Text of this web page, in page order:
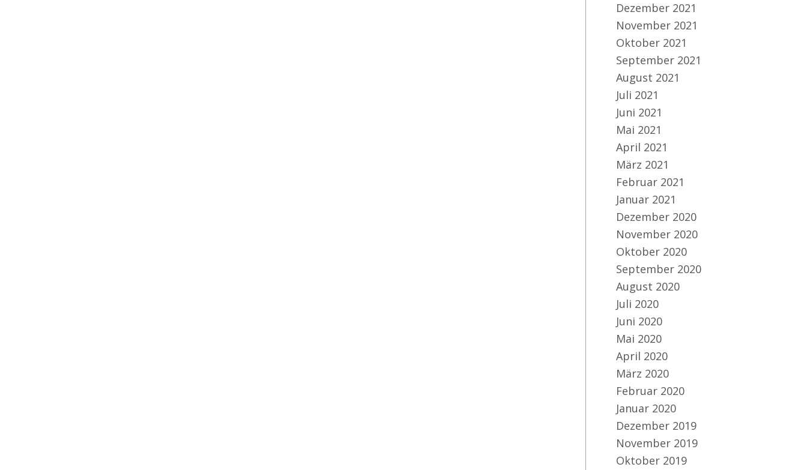
Dezember 2021
November 2021
Oktober 2021
September 2021
August 2021
Juli 2021
Juni 2021
Mai 2021
April 2021
März 2021
Februar 2021
Januar 2021
Dezember 2020
November 2020
Oktober 2020
September 2020
August 2020
Juli 2020
Juni 2020
Mai 2020
April 2020
März 2020
Februar 2020
Januar 2020
Dezember 2019
November 2019
Oktober 2019